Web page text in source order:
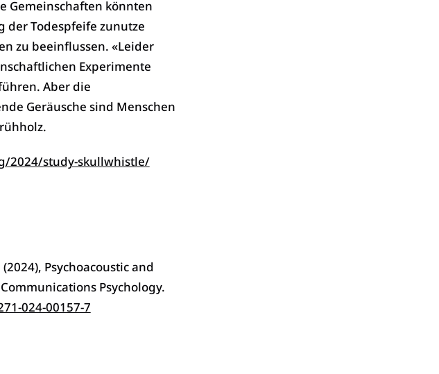
Gemeinschaften könnten
der Todespfeife zunutze
zu beeinflussen. «Leider
Experimente
Aber die
Geräusche sind Menschen
2024/study-skullwhistle/
Psychoacoustic and
Psychology.
024-00157-7